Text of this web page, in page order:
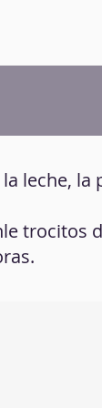
leche, la
trocitos